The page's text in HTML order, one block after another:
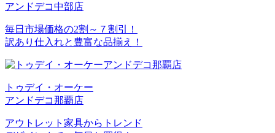
アンドデコ中部店
毎日市場価格の2割～７割引！
訳あり仕入れと豊富な品揃え！
トゥデイ・オーケー
アンドデコ那覇店
アウトレット家具からトレンド